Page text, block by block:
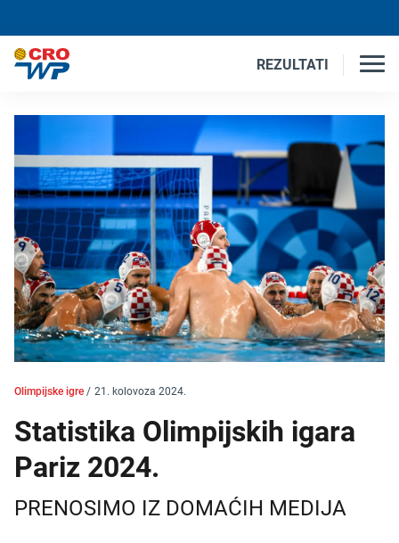
REZULTATI
Olimpijske igre / 21. kolovoza 2024.
Statistika Olimpijskih igara
Pariz 2024.
PRENOSIMO IZ DOMAĆIH MEDIJA